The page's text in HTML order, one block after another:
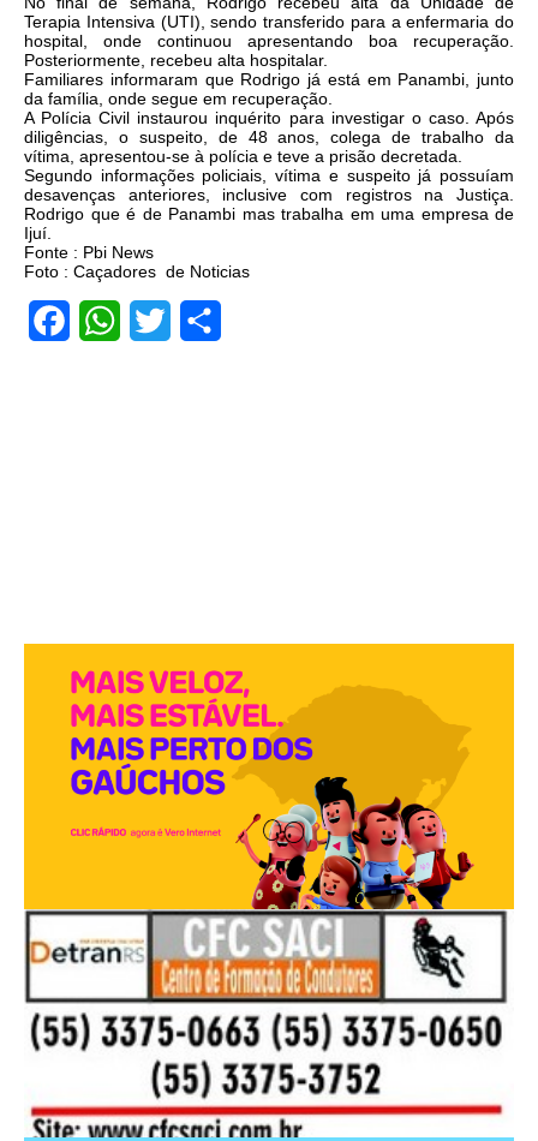
Terapia Intensiva (UTI), sendo transferido para a enfermaria do
hospital, onde continuou apresentando boa recuperação.
Posteriormente, recebeu alta hospitalar.
Familiares informaram que Rodrigo já está em Panambi, junto
da família, onde segue em recuperação.
A Polícia Civil instaurou inquérito para investigar o caso. Após
diligências, o suspeito, de 48 anos, colega de trabalho da
vítima, apresentou-se à polícia e teve a prisão decretada.
Segundo informações policiais, vítima e suspeito já possuíam
desavenças anteriores, inclusive com registros na Justiça.
Rodrigo que é de Panambi mas trabalha em uma empresa de
Ijuí.
Fonte : Pbi News
Foto : Caçadores de Noticias
FacebookWhatsApp
Twitter
PUBLICIDADES